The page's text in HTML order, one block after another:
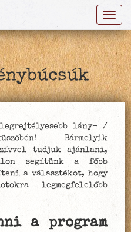
nybúcsúk
legrejtélyesebb lány- /
Bármelyik
tudjuk ajánlani,
segítünk a főbb
a választékot, hogy
legmegfelelőbb
a program